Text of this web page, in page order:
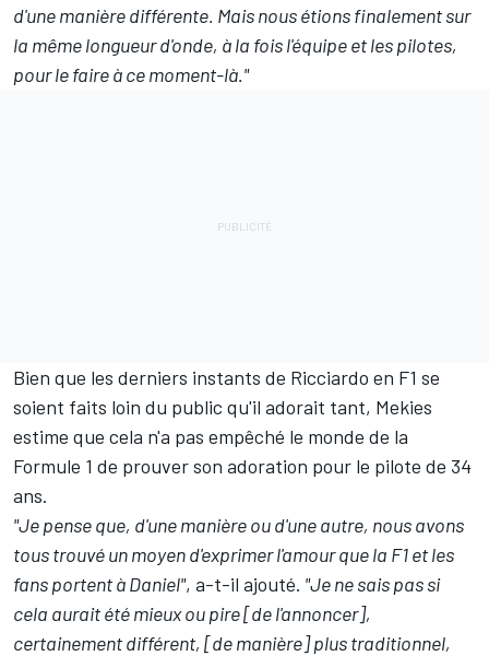
d'une manière différente. Mais nous étions finalement sur
la même longueur d'onde, à la fois l'équipe et les pilotes,
pour le faire à ce moment-là."
Bien que les derniers instants de Ricciardo en F1 se
soient faits loin du public qu'il adorait tant, Mekies
estime que cela n'a pas empêché le monde de la
Formule 1 de prouver son adoration pour le pilote de 34
ans.
"Je pense que, d'une manière ou d'une autre, nous avons
tous trouvé un moyen d'exprimer l'amour que la F1 et les
fans portent à Daniel", a-t-il ajouté. "Je ne sais pas si
cela aurait été mieux ou pire [de l'annoncer],
certainement différent, [de manière] plus traditionnel,